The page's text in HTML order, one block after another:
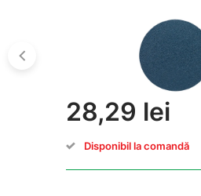
28,29 lei
Disponibil la comandă